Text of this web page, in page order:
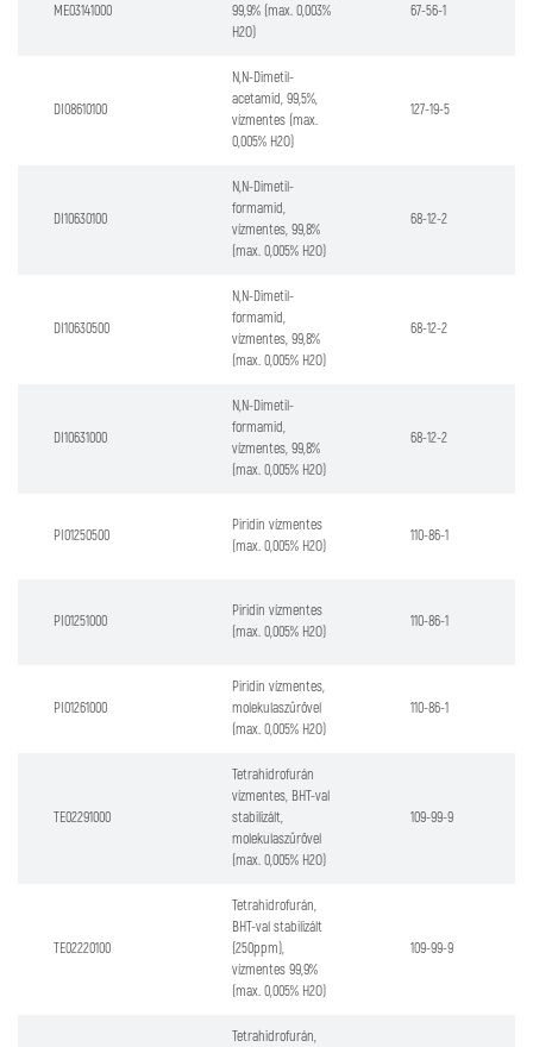
ME03141000
99,9% (max. 0,003%
H2O)
67-56-1
DI08610100
N,N-Dimetil-
acetamid, 99,5%,
vízmentes (max.
0,005% H2O)
127-19-5
DI10630100
N,N-Dimetil-
formamid,
vízmentes, 99,8%
(max. 0,005% H2O)
68-12-2
DI10630500
N,N-Dimetil-
formamid,
vízmentes, 99,8%
(max. 0,005% H2O)
68-12-2
DI10631000
N,N-Dimetil-
formamid,
vízmentes, 99,8%
(max. 0,005% H2O)
68-12-2
PI01250500
Piridin vízmentes
(max. 0,005% H2O)
110-86-1
PI01251000
Piridin vízmentes
(max. 0,005% H2O)
110-86-1
PI01261000
Piridin vízmentes,
molekulaszűrővel
(max. 0,005% H2O)
110-86-1
TE02291000
Tetrahidrofurán
vízmentes, BHT-val
stabilizált,
molekulaszűrővel
(max. 0,005% H2O)
109-99-9
TE02220100
Tetrahidrofurán,
BHT-val stabilizált
(250ppm),
vízmentes 99,9%
(max. 0,005% H2O)
109-99-9
Tetrahidrofurán,